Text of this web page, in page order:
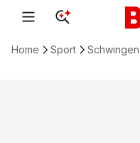
Home Sport Schwingen